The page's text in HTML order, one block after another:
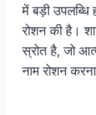
में बड़ी उपलब्धि
रोशन की है।
स्रोत है, जो
नाम रोशन